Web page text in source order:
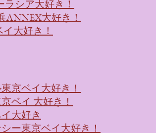
シア大好き！
ANNEX大好き！
大好き！
京ベイ大好き！
ベイ 大好き！
大好き
ー東京ベイ大好き！